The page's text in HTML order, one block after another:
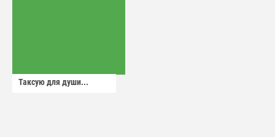
Таксую для души...